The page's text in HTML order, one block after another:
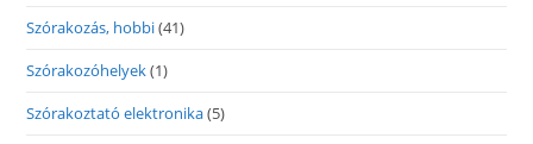
Szórakozás, hobbi(41)
Szórakozóhelyek(1)
Szórakoztató elektronika(5)